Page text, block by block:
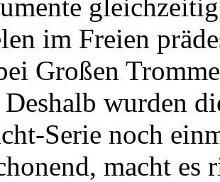
im Freien
Großen
wurden
Serie noch
macht es